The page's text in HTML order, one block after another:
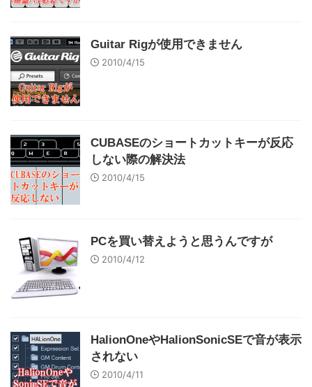
Guitar Rigが使用できません
2010/4/15
CUBASEのショートカットキーが反応
しない際の解決法
2010/4/15
PCを買い替えようと思うんですが
2010/4/12
HalionOneやHalionSonicSEで音が表示
されない
2010/4/11